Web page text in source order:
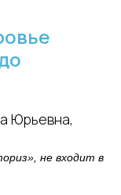
Юрьевна,
не входит в